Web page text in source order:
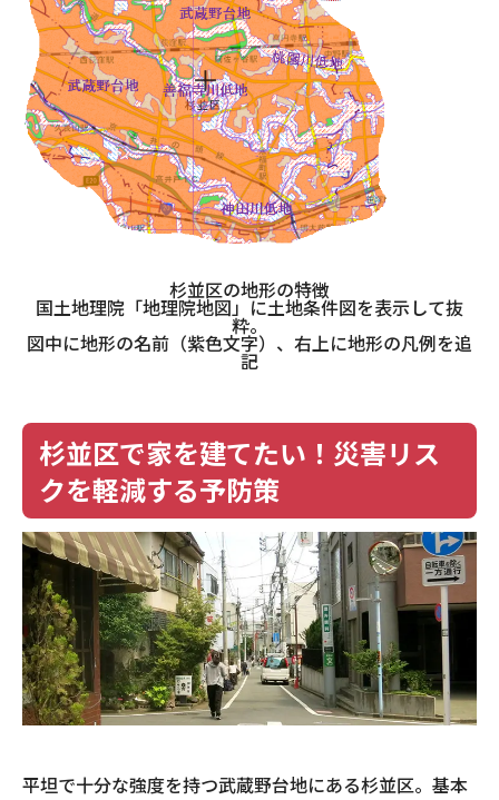
杉並区の地形の特徴
国土地理院「地理院地図」に土地条件図を表示して抜
粋。
図中に地形の名前（紫色文字）、右上に地形の凡例を追
記
杉並区で家を建てたい！災害リス
クを軽減する予防策
平坦で十分な強度を持つ武蔵野台地にある杉並区。基本